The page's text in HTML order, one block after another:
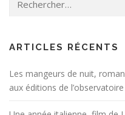
ARTICLES RÉCENTS
Les mangeurs de nuit,
aux éditions de l’observatoire